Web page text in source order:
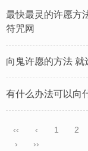
最快最灵的许愿方
符咒网
向鬼许愿的方法 就
有什么办法可以向
‹‹ ‹ 1 2
›
››